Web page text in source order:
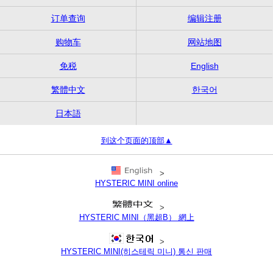
订单查询 编辑注册
购物车 网站地图
免税 English
繁體中文 한국어
日本語
到这个页面的顶部▲
>
HYSTERIC MINI online
>
HYSTERIC MINI（黑超B） 網上
>
HYSTERIC MINI(히스테릭 미니) 통신 판매